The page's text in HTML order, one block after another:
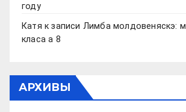
году
Катя к записи Лимба молдовеняскэ:
класа а 8
АРХИВЫ